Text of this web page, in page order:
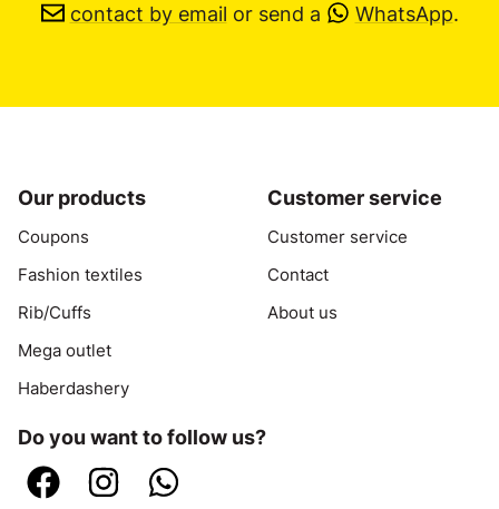
contact by email or send a WhatsApp.
Our products
Coupons
Fashion textiles
Rib/Cuffs
Mega outlet
Haberdashery
Customer service
Customer service
Contact
About us
Do you want to follow us?